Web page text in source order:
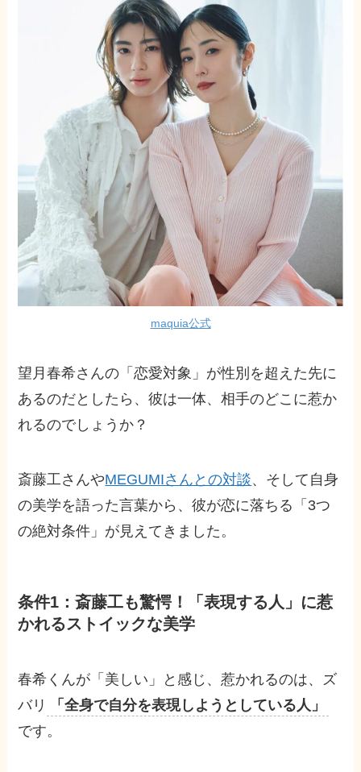
maquia公式
望月春希さんの「恋愛対象」が性別を超えた先に
あるのだとしたら、彼は一体、相手のどこに惹か
れるのでしょうか？
斎藤工さんやMEGUMIさんとの対談、そして自身
の美学を語った言葉から、彼が恋に落ちる「3つ
の絶対条件」が見えてきました。
条件1：斎藤工も驚愕！「表現する人」に惹
かれるストイックな美学
春希くんが「美しい」と感じ、惹かれるのは、ズ
バリ
「全身で自分を表現しようとしている人」
です。